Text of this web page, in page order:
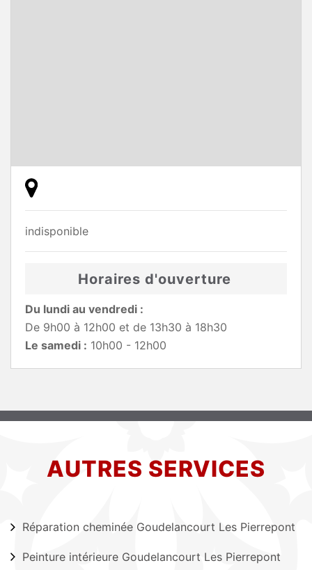
indisponible
Horaires d'ouverture
Du lundi au vendredi :
De 9h00 à 12h00 et de 13h30 à 18h30
Le samedi : 10h00 - 12h00
AUTRES SERVICES
Réparation cheminée Goudelancourt Les Pierrepont
Peinture intérieure Goudelancourt Les Pierrepont